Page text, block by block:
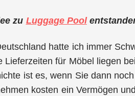
zu Luggage Pool
hatte ich immer
Lieferzeiten für Möbel liegen
ist es, wenn Sie dann
kosten ein Vermögen